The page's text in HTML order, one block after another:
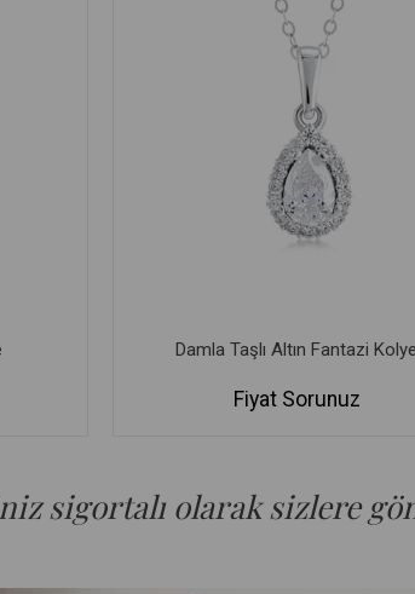
Damla Taşlı Altın Fantazi Kolye
Fiyat Sorunuz
sigortalı olarak sizlere